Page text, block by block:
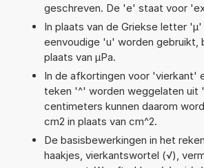
geschreven. De 'e' staat voor
In plaats van de Griekse letter
eenvoudige 'u' worden gebruikt,
plaats van µPa.
In de afkortingen voor 'vierkant'
teken '^' worden weggelaten uit
centimeters kunnen daarom
cm2 in plaats van cm^2.
De basisbewerkingen in het
haakjes, vierkantswortel (√),